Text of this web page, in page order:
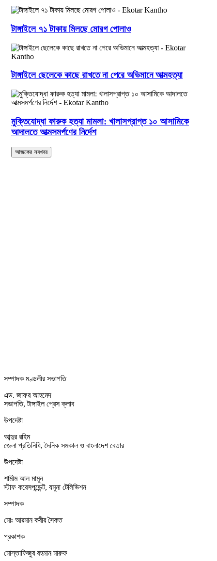
টাঙ্গাইলে ৭১ টাকায় মিলছে মোরগ পোলাও
টাঙ্গাইলে ছেলেকে কাছে রাখতে না পেরে অভিমানে আত্মহত্যা
মুক্তিযোদ্ধা ফারুক হত্যা মামলা: খালাসপ্রাপ্ত ১০ আসামিকে
আদালতে আত্মসমর্পণের নির্দেশ
সম্পাদক মণ্ডলীর সভাপতি
এড. জাফর আহমেদ
সভাপতি, টাঙ্গাইল প্রেস ক্লাব
উপদেষ্টা
আব্দুর রহিম
জেলা প্রতিনিধি, দৈনিক সমকাল ও বাংলাদেশ বেতার
উপদেষ্টা
শামীম আল মামুন
স্টাফ করেসপন্ডেন্ট, যমুনা টেলিভিশন
সম্পাদক
মোঃ আরমান কবীর সৈকত
প্রকাশক
মোস্তাফিজুর রহমান মারুফ